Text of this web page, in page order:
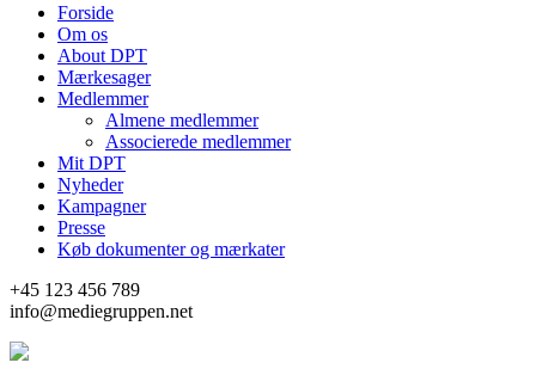
Forside
Om os
About DPT
Mærkesager
Medlemmer
Almene medlemmer
Associerede medlemmer
Mit DPT
Nyheder
Kampagner
Presse
Køb dokumenter og mærkater
+45 123 456 789
info@mediegruppen.net